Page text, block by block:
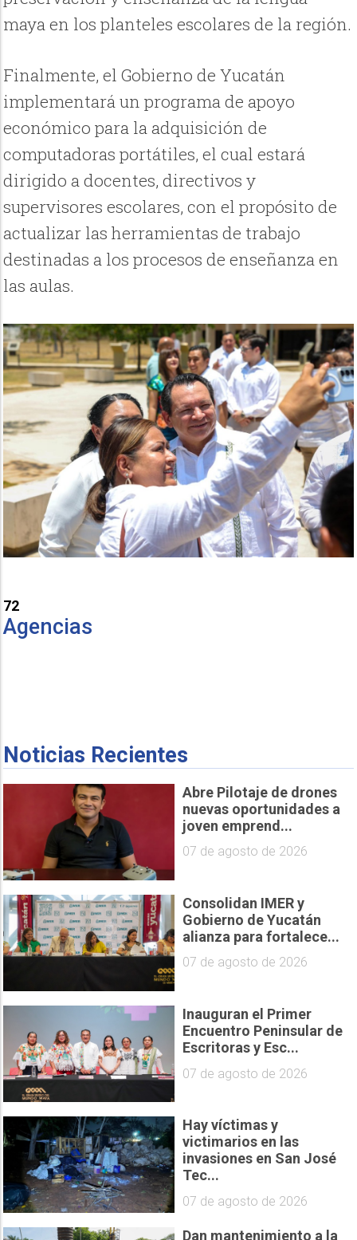
maya en los planteles escolares de la región.
Finalmente, el Gobierno de Yucatán
implementará un programa de apoyo
económico para la adquisición de
computadoras portátiles, el cual estará
dirigido a docentes, directivos y
supervisores escolares, con el propósito de
actualizar las herramientas de trabajo
destinadas a los procesos de enseñanza en
las aulas.
72
Agencias
Noticias Recientes
Abre Pilotaje de drones
nuevas oportunidades a
joven emprend...
07 de agosto de 2026
Consolidan IMER y
Gobierno de Yucatán
alianza para fortalece...
07 de agosto de 2026
Inauguran el Primer
Encuentro Peninsular de
Escritoras y Esc...
07 de agosto de 2026
Hay víctimas y
victimarios en las
invasiones en San José
Tec...
07 de agosto de 2026
Dan mantenimiento a la